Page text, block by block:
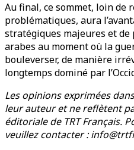
Au final, ce sommet, loin de
problématiques, aura
stratégiques majeures et de
arabes au moment où la
bouleverser, de manière
longtemps dominé par
Les opinions exprimées
leur auteur et ne reflètent
éditoriale de TRT Français.
veuillez contacter :